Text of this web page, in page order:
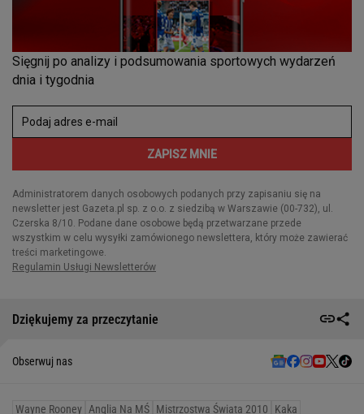
Dziękujemy za przeczytanie
Obserwuj nas
Wayne Rooney Anglia Na MŚ Mistrzostwa Świata 2010 Kaka